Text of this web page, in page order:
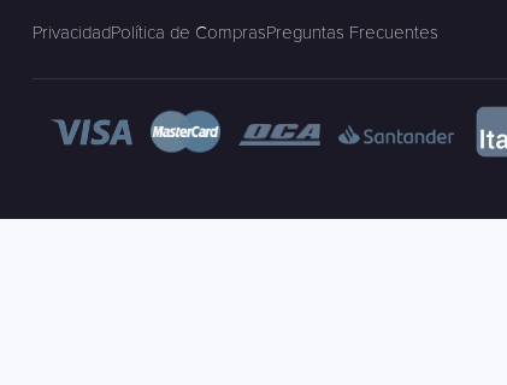
PrivacidadPolítica de ComprasPreguntas Frecuentes